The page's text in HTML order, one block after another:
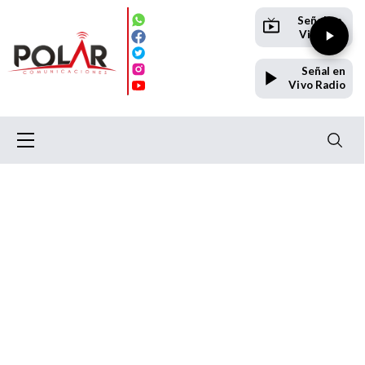
Señal en
Vivo TV
Señal en
Vivo Radio